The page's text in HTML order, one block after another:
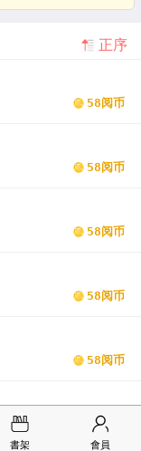
正序
58阅币
58阅币
58阅币
58阅币
58阅币
58阅币
書架 會員